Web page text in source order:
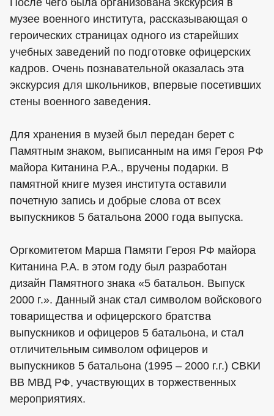
После чего была организована экскурсия в
музее военного института, рассказывающая о
героических страницах одного из старейших
учебных заведений по подготовке офицерских
кадров. Очень познавательной оказалась эта
экскурсия для школьников, впервые посетивших
стены военного заведения.
Для хранения в музей был передан берет с
Памятным знаком, выписанным на имя Героя РФ
майора Китанина Р.А., вручены подарки. В
памятной книге музея института оставили
почетную запись и добрые слова от всех
выпускников 5 батальона 2000 года выпуска.
Оргкомитетом Марша Памяти Героя РФ майора
Китанина Р.А. в этом году был разработан
дизайн Памятного знака «5 батальон. Выпуск
2000 г.». Данный знак стал символом войскового
товарищества и офицерского братства
выпускников и офицеров 5 батальона, и стал
отличительным символом офицеров и
выпускников 5 батальона (1995 – 2000 г.г.) СВКИ
ВВ МВД РФ, участвующих в торжественных
мероприятиях.